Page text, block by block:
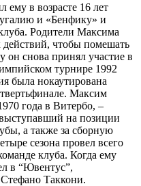
в возрасте 16 лет
и «Бенфику» и
Родители Максима
чтобы помешать
он снова принял участие в
турнире 1992
была нокаутирована
Максим
года в Витербо, –
на позиции
а также за сборную
сезона провел всего
клуба. Когда ему
в “Ювентус”,
Стефано Таккони.